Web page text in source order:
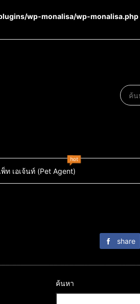
wp-monalisa/wp-monalisa.php
ท เอเจ้นท์ (Pet Agent)
hot
share
ค้นหา